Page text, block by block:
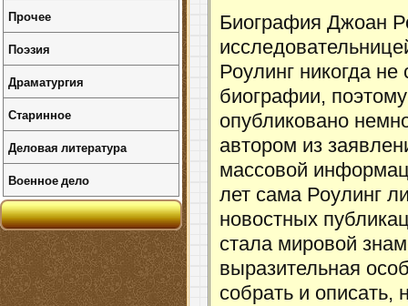
Биография Джоан
Роулинг никогда
биографии,
опубликовано
автором из
массовой
лет сама Роулинг
новостных
стала мировой
выразительная
собрать и описать,
Прочее
Поэзия
Драматургия
Старинное
Деловая литература
Военное дело